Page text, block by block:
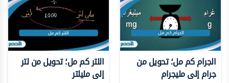
الجرام كم مل؛ تحويل من
جرام إلى مليجرام
اللتر كم مل؛ تحويل من لتر
إلى مليلتر